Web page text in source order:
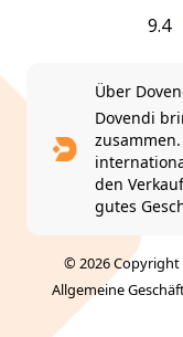
9.4
Über
Dovendi
den
gutes
© 2026
Allgemeine